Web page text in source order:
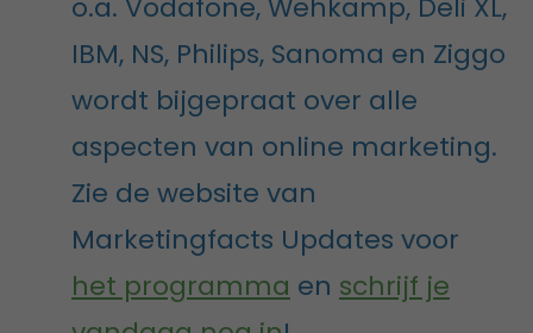
o.a. Vodafone, Wehkamp, Deli XL,
IBM, NS, Philips, Sanoma en Ziggo
wordt bijgepraat over alle
aspecten van online marketing.
Zie de website van
Marketingfacts Updates voor
het programma en schrijf je